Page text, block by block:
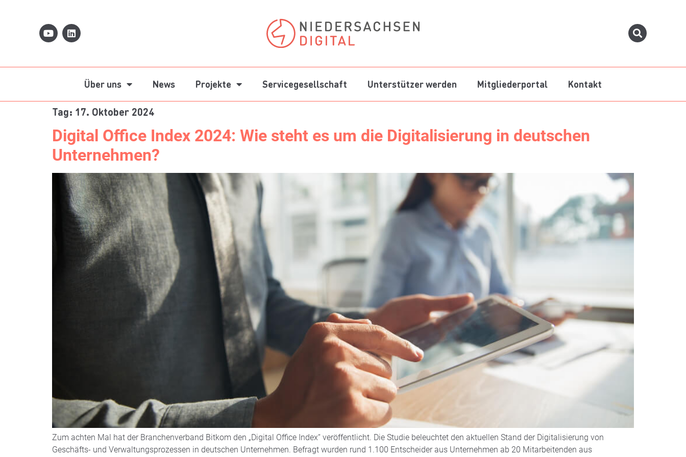
Über uns News Projekte Servicegesellschaft Unterstützer werden Mitgliederportal Kontakt
Tag: 17. Oktober 2024
Digital Office Index 2024: Wie steht es um die Digitalisierung in deutschen
Unternehmen?
Zum achten Mal hat der Branchenverband Bitkom den „Digital Office Index“ veröffentlicht. Die Studie beleuchtet den aktuellen Stand der Digitalisierung von
Geschäfts- und Verwaltungsprozessen in deutschen Unternehmen. Befragt wurden rund 1.100 Entscheider aus Unternehmen ab 20 Mitarbeitenden aus